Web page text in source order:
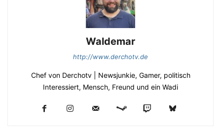
Waldemar
http://www.derchotv.de
Chef von Derchotv | Newsjunkie, Gamer, politisch
Interessiert, Mensch, Freund und ein Wadi